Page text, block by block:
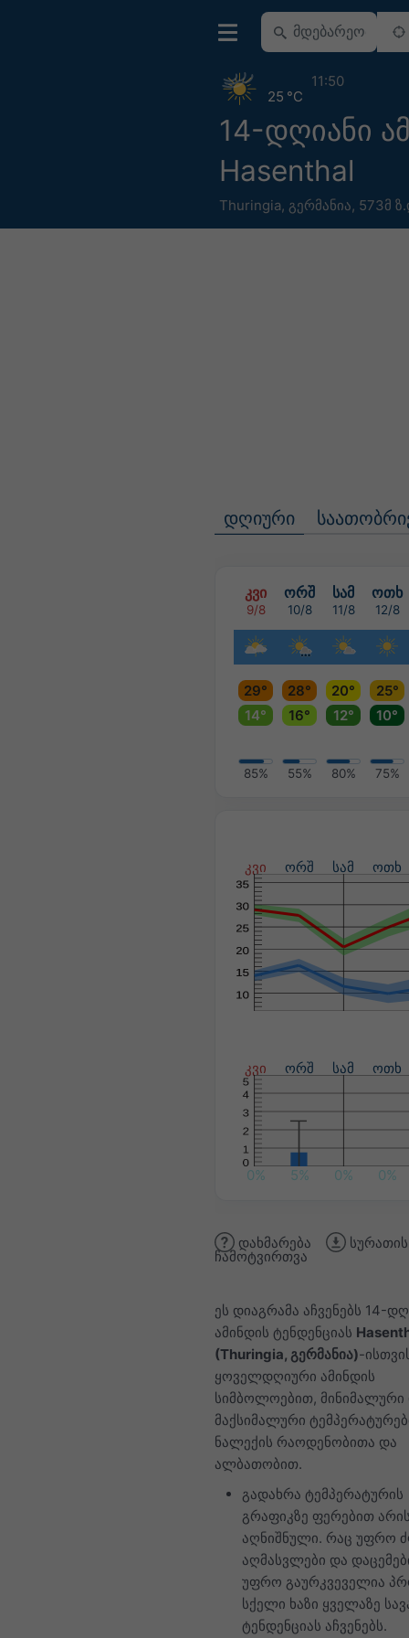
14-დღიანი
Hasenthal
Thuringia, გერმანია, 573მ
25 °C
11:50
დღიური
კვი ორშ სამ ოთხ
9/8 10/8 11/8 12/8
29° 28° 20°
25°
14°
16° 12° 10°
85% 55% 80% 75%
კვი ორშ სამ ოთხ
კვი ორშ სამ ოთხ
0% 5% 0% 0%
დახმარება სურათის
ჩამოტვირთვა
ეს დიაგრამა აჩვენებს 14-
ამინდის ტენდენციას
(Thuringia, გერმანია)-
ყოველდღიური ამინდის
სიმბოლოებით, მინიმალური
მაქსიმალური
ნალექის რაოდენობითა და
ალბათობით.
გადახრა ტემპერატურის
გრაფიკზე ფერებით
აღნიშნული. რაც უფრო
აღმასვლები და
უფრო გაურკვეველია
სქელი ხაზი ყველაზე
ტენდენციას აჩვენებს.